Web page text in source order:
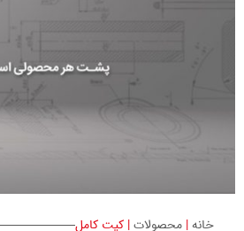
خانه| محصولات| کیت کامل